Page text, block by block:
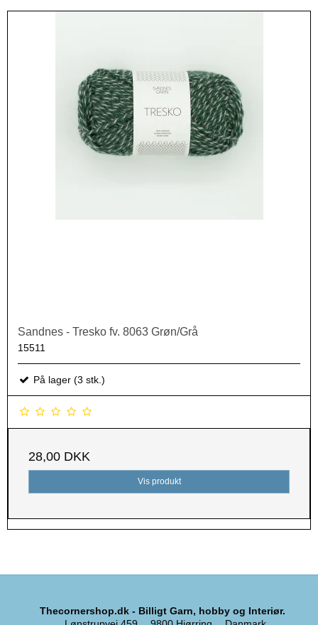
Sandnes - Tresko fv. 8063 Grøn/Grå
15511
På lager (3 stk.)
28,00 DKK
Vis produkt
Thecornershop.dk - Billigt Garn, hobby og Interiør.